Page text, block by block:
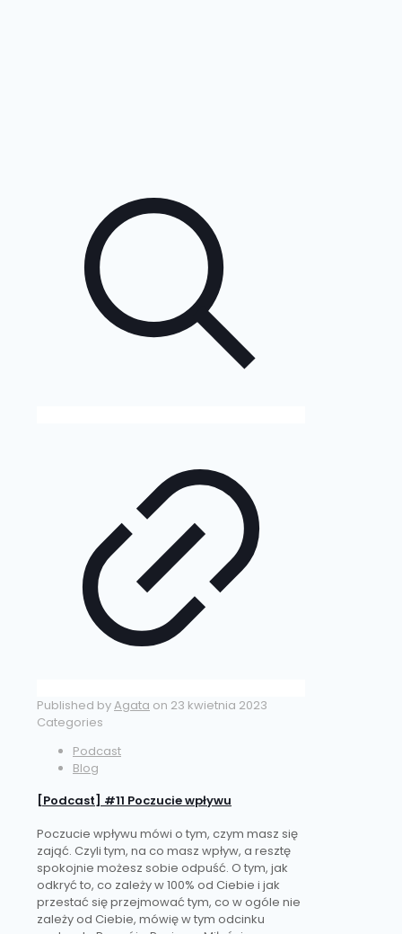
Published byAgata on 23 kwietnia 2023
Categories
Podcast
Blog
[Podcast] #11 Poczucie wpływu
Poczucie wpływu mówi o tym, czym masz się
zająć. Czyli tym, na co masz wpływ, a resztę
spokojnie możesz sobie odpuść. O tym, jak
odkryć to, co zależy w 100% od Ciebie i jak
przestać się przejmować tym, co w ogóle nie
zależy od Ciebie, mówię w tym odcinku